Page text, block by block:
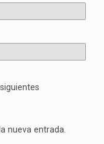
nueva entrada.